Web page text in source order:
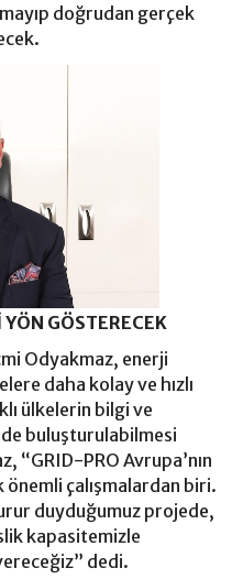
doğrudan gerçek
GÖSTERECEK
Odyakmaz, enerji
daha kolay ve hızlı
ülkelerin bilgi ve
buluşturulabilmesi
“GRID-PRO Avrupa’nın
önemli çalışmalardan biri.
duyduğumuz projede,
kapasitemizle
dedi.